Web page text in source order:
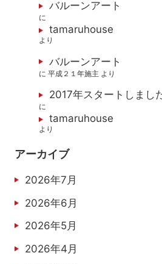
バルーンアート
に
tamaruhouse
より
バルーンアート
に平成２１年施主 より
2017年スタートしまし
に
tamaruhouse
より
アーカイブ
2026年7月
2026年6月
2026年5月
2026年4月